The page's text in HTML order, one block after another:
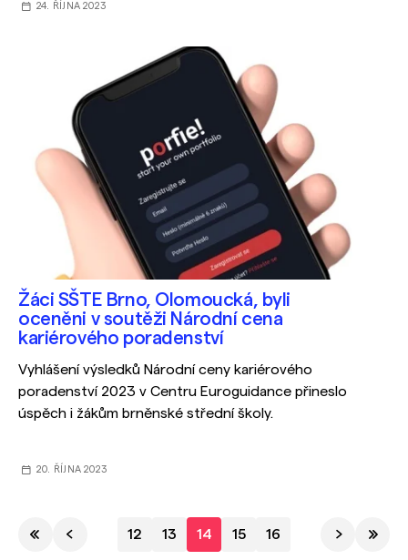
podkladových materiálů k dané hře, stejně jako
24. ŘÍJNA 2023
Žáci SŠTE Brno, Olomoucká, byli
oceněni v soutěži Národní cena
kariérového poradenství
Vyhlášení výsledků Národní ceny kariérového
poradenství 2023 v Centru Euroguidance přineslo
úspěch i žákům brněnské střední školy.
20. ŘÍJNA 2023
12 13 14 15 16